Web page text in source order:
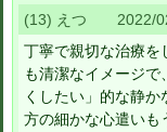
(13) えつ 2022/
丁寧で親切な治療を
も清潔なイメージ
くしたい」的な静
方の細かな心遣いも